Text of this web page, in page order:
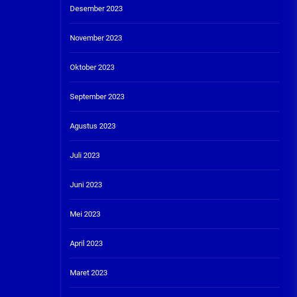
Desember 2023
November 2023
Oktober 2023
September 2023
Agustus 2023
Juli 2023
Juni 2023
Mei 2023
April 2023
Maret 2023